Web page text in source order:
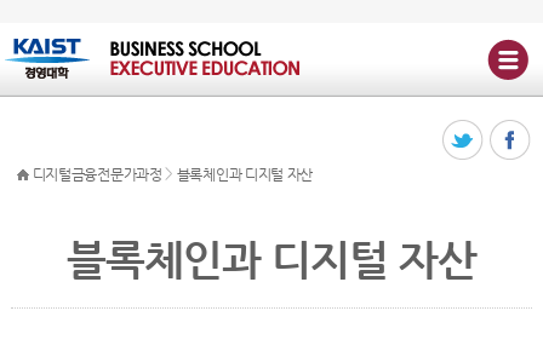
디지털금융전문가과정 > 블록체인과 디지털 자산
블록체인과 디지털 자산